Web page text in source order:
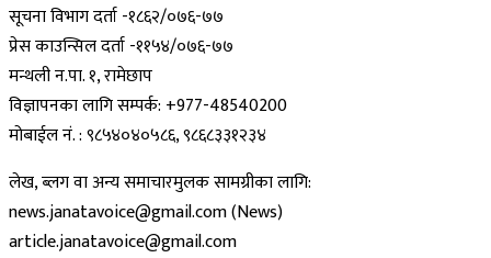
सूचना विभाग दर्ता -१८६२/०७६-७७
प्रेस काउन्सिल दर्ता -११५४/०७६-७७
मन्थली न.पा. १, रामेछाप
विज्ञापनका लागि सम्पर्क: +977-48540200
मोबाईल नं. : ९८५४०४०५८६, ९८६८३३१२३४
लेख, ब्लग वा अन्य समाचारमुलक सामग्रीका लागि:
news.janatavoice@gmail.com (News)
article.janatavoice@gmail.com